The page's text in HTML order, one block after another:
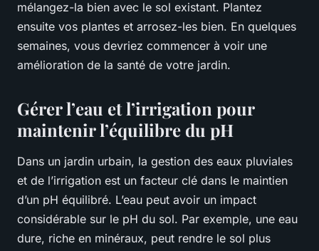
mélangez-la bien avec le sol existant. Plantez
ensuite vos plantes et arrosez-les bien. En quelques
semaines, vous devriez commencer à voir une
amélioration de la santé de votre jardin.
Gérer l’eau et l’irrigation pour
maintenir l’équilibre du pH
Dans un jardin urbain, la gestion des eaux pluviales
et de l’irrigation est un facteur clé dans le maintien
d’un pH équilibré. L’eau peut avoir un impact
considérable sur le pH du sol. Par exemple, une eau
dure, riche en minéraux, peut rendre le sol plus